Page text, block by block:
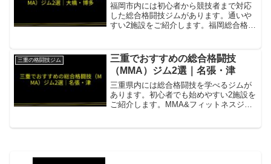
福岡市内には初心者から競技者まで対応
した総合格闘技ジムがあります。通いや
すい2施設をご紹介します。福岡総合格闘
所在地／最寄駅福岡市南区塩原4丁目10-
13 村山ビ...
三重の格闘技ジム
三重でおすすめの総合格闘技
（MMA）ジム2選｜名張・津
三重県内には総合格闘技を学べるジムが
あります。初心者でも始めやすい2施設を
ご紹介します。MMA&フィットネスジム